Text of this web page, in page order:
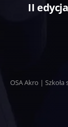
II
OSA Akro |